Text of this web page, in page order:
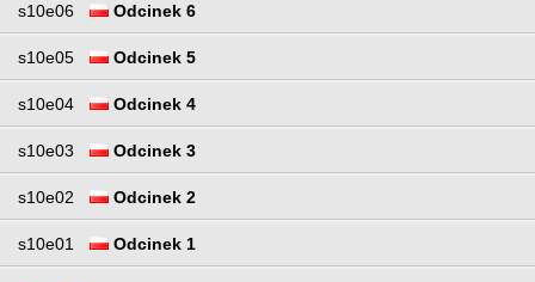
s10e06 Odcinek 6
s10e05 Odcinek 5
s10e04 Odcinek 4
s10e03 Odcinek 3
s10e02 Odcinek 2
s10e01 Odcinek 1